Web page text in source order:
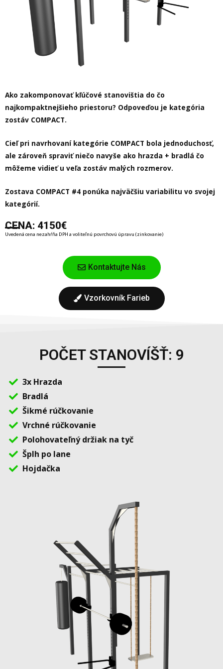
Ako zakomponovať kľúčové stanovištia do čo
najkompaktnejšieho priestoru? Odpoveďou je kategória
zostáv COMPACT.
Cieľ pri navrhovaní kategórie COMPACT bola jednoduchosť,
ale zároveň spraviť niečo navyše ako hrazda + bradlá čo
môžeme vidieť u veľa zostáv malých rozmerov.
Zostava COMPACT #4 ponúka najväčšiu variabilitu vo svojej
kategórií.
CENA: 4150€
Uvedená cena nezahŕňa DPH a voliteľnú povrchovú úpravu (zinkovanie)
Kontaktujte Nás
Vzorkovník Farieb
POČET STANOVÍŠŤ: 9
3x Hrazda
Bradlá
Šikmé rúčkovanie
Vrchné rúčkovanie
Polohovateľný držiak na tyč
Šplh po lane
Hojdačka